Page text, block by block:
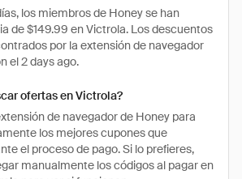
los miembros de Honey se han
de $149.99 en Victrola. Los descuentos
por la extensión de navegador
el 2 days ago.
ofertas en Victrola?
de navegador de Honey para
los mejores cupones que
el proceso de pago. Si lo prefieres,
manualmente los códigos al pagar en